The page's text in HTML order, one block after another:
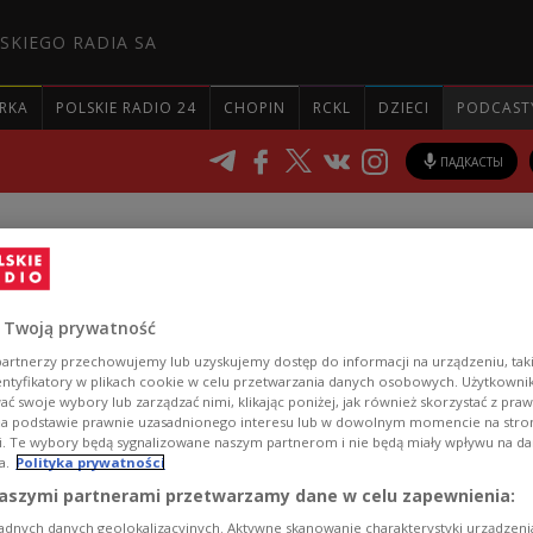
RADIA SA
POLSKIE RADIO 24 CHOPIN RCKL DZIECI
ПАДКАСТЫ
Калі
значыць іх
у дворыку Чэслава Мілаша ў Краснагрудзе на
мяжы беларускі паэт і перакладчык
Twoją prywatność
przechowujemy lub uzyskujemy dostęp do informacji na urządzeniu,
w plikach cookie w celu przetwarzania danych osobowych.
swoje wybory lub zarządzać nimi, klikając poniżej, jak również skorzystać z
podstawie prawnie uzasadnionego interesu lub w dowolnym momencie na
Te wybory będą sygnalizowane naszym partnerom i nie będą miały wpływu na
Polityka prywatności
partnerami przetwarzamy dane w celu zapewnienia:
danych geolokalizacyjnych. Aktywne skanowanie charakterystyki